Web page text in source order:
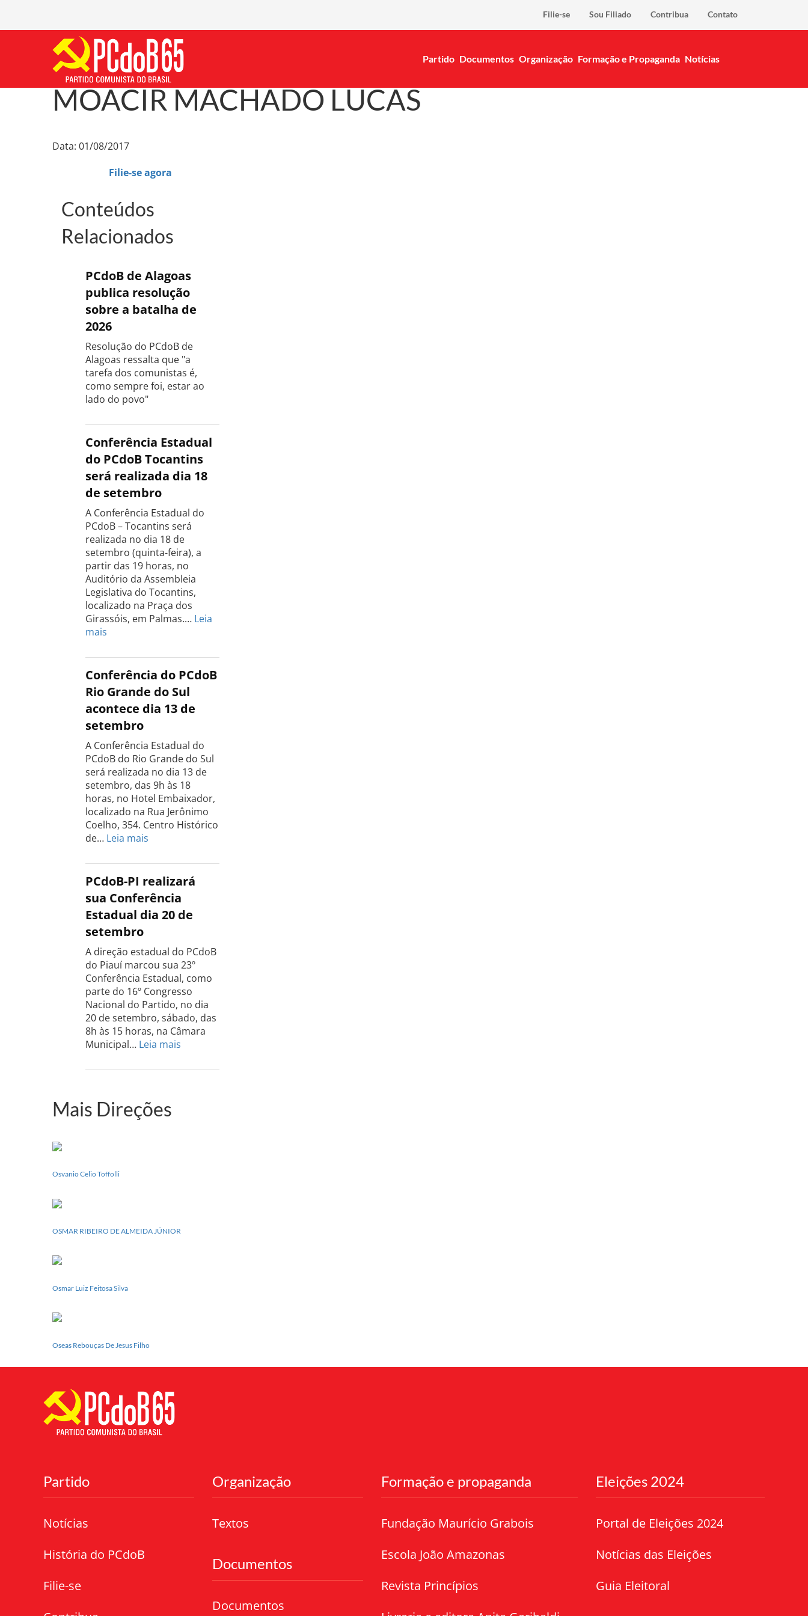
Filie-se Sou Filiado Contribua Contato
Partido Documentos Organização Formação e Propaganda Notícias
MOACIR MACHADO LUCAS
Data: 01/08/2017
Filie-se agora
Conteúdos
Relacionados
PCdoB de Alagoas
publica resolução
sobre a batalha de
2026
Resolução do PCdoB de
Alagoas ressalta que "a
tarefa dos comunistas é,
como sempre foi, estar ao
lado do povo"
Conferência Estadual
do PCdoB Tocantins
será realizada dia 18
de setembro
A Conferência Estadual do
PCdoB – Tocantins será
realizada no dia 18 de
setembro (quinta-feira), a
partir das 19 horas, no
Auditório da Assembleia
Legislativa do Tocantins,
localizado na Praça dos
Girassóis, em Palmas.… Leia
mais
Estadual
do
Tocantins
será
realizada
18
de
setembro
Conferência do PCdoB
Rio Grande do Sul
acontece dia 13 de
setembro
A Conferência Estadual do
PCdoB do Rio Grande do Sul
será realizada no dia 13 de
setembro, das 9h às 18
horas, no Hotel Embaixador,
localizado na Rua Jerônimo
Coelho, 354. Centro Histórico
de… Leia mais
do
PCdoB
Rio
Grande
do
dia
13
de
setembro
PCdoB-PI realizará
sua Conferência
Estadual dia 20 de
setembro
A direção estadual do PCdoB
do Piauí marcou sua 23º
Conferência Estadual, como
parte do 16º Congresso
Nacional do Partido, no dia
20 de setembro, sábado, das
8h às 15 horas, na Câmara
Municipal… Leia mais
PI
Mais Direções
Osvanio Celio Toffolli
OSMAR RIBEIRO DE ALMEIDA JÚNIOR
Osmar Luiz Feitosa Silva
Oseas Rebouças De Jesus Filho
Partido
Notícias
História do PCdoB
Filie-se
Organização
Textos
Documentos
Documentos
Formação e propaganda
Fundação Maurício Grabois
Escola João Amazonas
Revista Princípios
Eleições 2024
Portal de Eleições 2024
Notícias das Eleições
Guia Eleitoral